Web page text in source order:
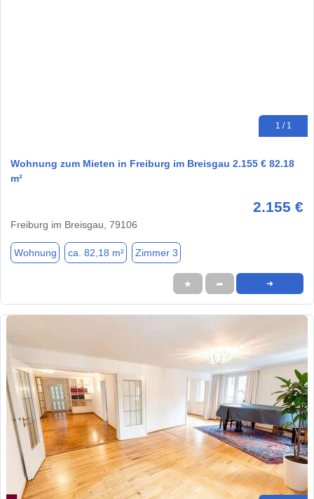
1 / 1
Wohnung zum Mieten in Freiburg im Breisgau 2.155 € 82.18
m²
2.155 €
Freiburg im Breisgau, 79106
Wohnung ca. 82,18 m² Zimmer 3
★ ➦ ➜